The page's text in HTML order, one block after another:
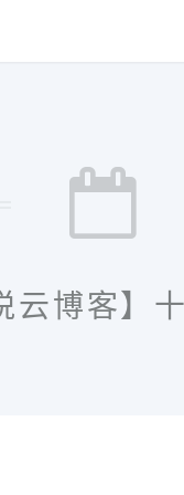
云博客】